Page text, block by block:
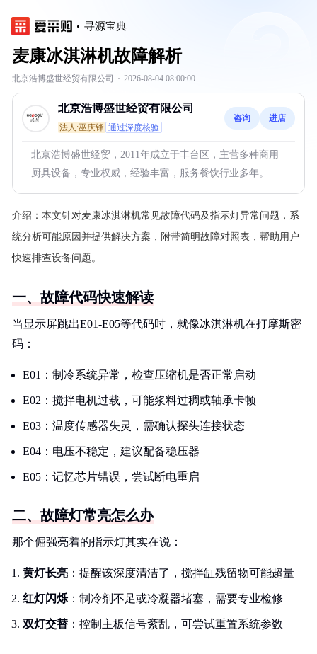
寻源宝典
麦康冰淇淋机故障解析
北京浩博盛世经贸有限公司 · 2026-08-04 08:00:00
北京浩博盛世经贸有限公司
法人:巫庆锋 通过深度核验
咨询 进店
北京浩博盛世经贸，2011年成立于丰台区，主营多种商用
厨具设备，专业权威，经验丰富，服务餐饮行业多年。
介绍： 本文针对麦康冰淇淋机常见故障代码及指示灯异常问题，系
统分析可能原因并提供解决方案，附带简明故障对照表，帮助用户
快速排查设备问题。
一、故障代码快速解读
当显示屏跳出E01-E05等代码时，就像冰淇淋机在打摩斯密
码：
E01：制冷系统异常，检查压缩机是否正常启动
E02：搅拌电机过载，可能浆料过稠或轴承卡顿
E03：温度传感器失灵，需确认探头连接状态
E04：电压不稳定，建议配备稳压器
E05：记忆芯片错误，尝试断电重启
二、故障灯常亮怎么办
那个倔强亮着的指示灯其实在说：
黄灯长亮 ：提醒该深度清洁了，搅拌缸残留物可能超量
红灯闪烁 ：制冷剂不足或冷凝器堵塞，需要专业检修
双灯交替 ：控制主板信号紊乱，可尝试重置系统参数